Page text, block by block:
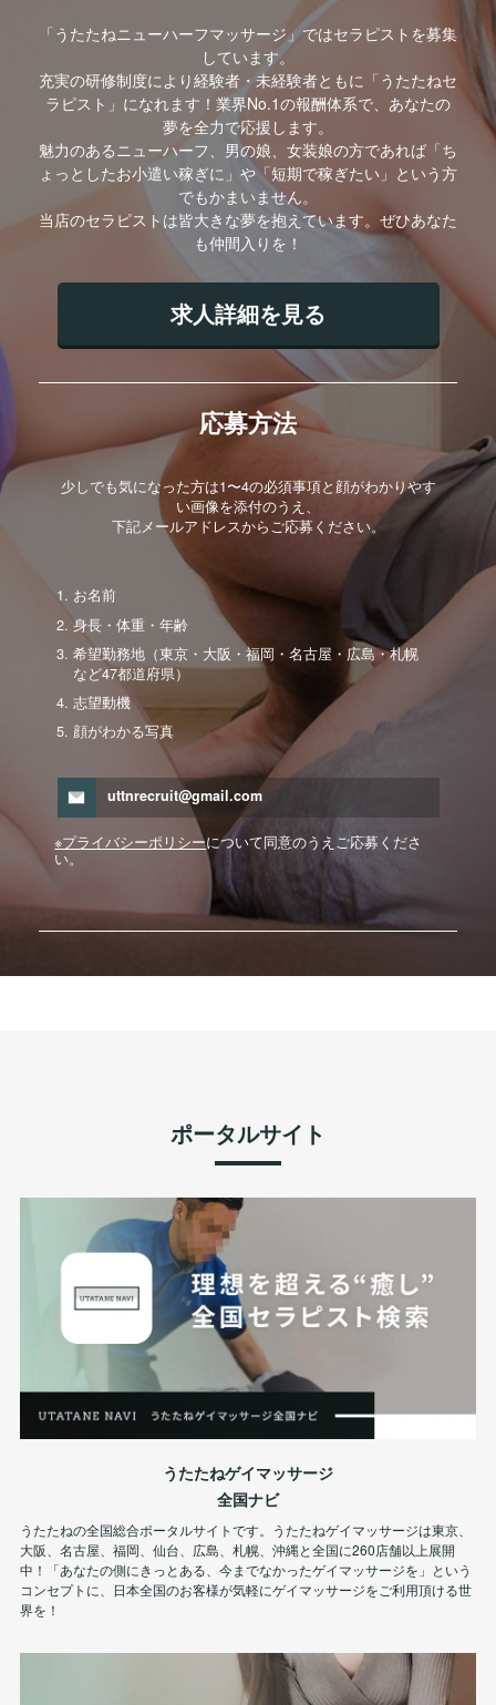
「うたたねニューハーフマッサージ」ではセラピストを募集
しています。
充実の研修制度により経験者・未経験者ともに「うたたねセ
ラピスト」になれます！業界No.1の報酬体系で、あなたの
夢を全力で応援します。
魅力のあるニューハーフ、男の娘、女装娘の方であれば「ち
ょっとしたお小遣い稼ぎに」や「短期で稼ぎたい」という方
でもかまいません。
当店のセラピストは皆大きな夢を抱えています。ぜひあなた
も仲間入りを！
求人詳細を見る
応募方法
少しでも気になった方は1〜4の必須事項と顔がわかりやす
い画像を添付のうえ、
下記メールアドレスからご応募ください。
お名前
身長・体重・年齢
希望勤務地（東京・大阪・福岡・名古屋・広島・札幌
など47都道府県）
志望動機
顔がわかる写真
uttnrecruit@gmail.com
※プライバシーポリシーについて同意のうえご応募くださ
い。
ポータルサイト
うたたねゲイマッサージ
全国ナビ
うたたねの全国総合ポータルサイトです。うたたねゲイマッサージは東京、
大阪、名古屋、福岡、仙台、広島、札幌、沖縄と全国に260店舗以上展開
中！「あなたの側にきっとある、今までなかったゲイマッサージを」という
コンセプトに、日本全国のお客様が気軽にゲイマッサージをご利用頂ける世
界を！